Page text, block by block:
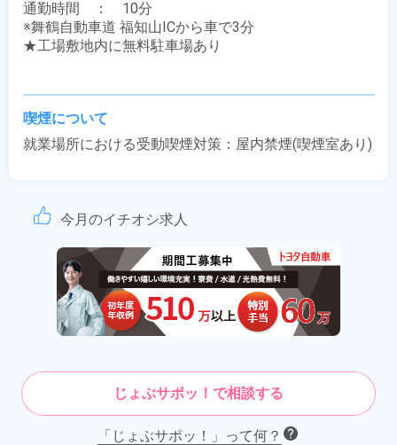
通勤時間　：　10分
※舞鶴自動車道 福知山ICから車で3分
★工場敷地内に無料駐車場あり
喫煙について
就業場所における受動喫煙対策：屋内禁煙(喫煙室あり)
今月のイチオシ求人
じょぶサポッ！で相談する
「じょぶサポッ！」って何？